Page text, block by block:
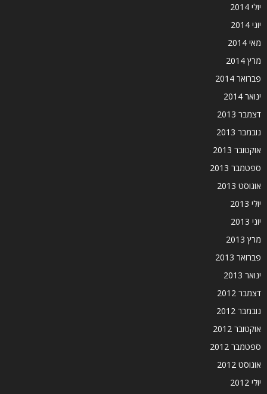
יולי 2014
יוני 2014
מאי 2014
מרץ 2014
פברואר 2014
ינואר 2014
דצמבר 2013
נובמבר 2013
אוקטובר 2013
ספטמבר 2013
אוגוסט 2013
יולי 2013
יוני 2013
מרץ 2013
פברואר 2013
ינואר 2013
דצמבר 2012
נובמבר 2012
אוקטובר 2012
ספטמבר 2012
אוגוסט 2012
יולי 2012